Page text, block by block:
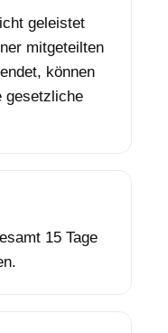
geleistet
mitgeteilten
können
gesetzliche
15 Tage